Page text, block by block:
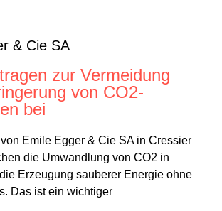
& Cie SA
zur Vermeidung
von CO2-
bei
Emile Egger & Cie SA in Cressier
die Umwandlung von CO2 in
Erzeugung sauberer Energie ohne
Das ist ein wichtiger